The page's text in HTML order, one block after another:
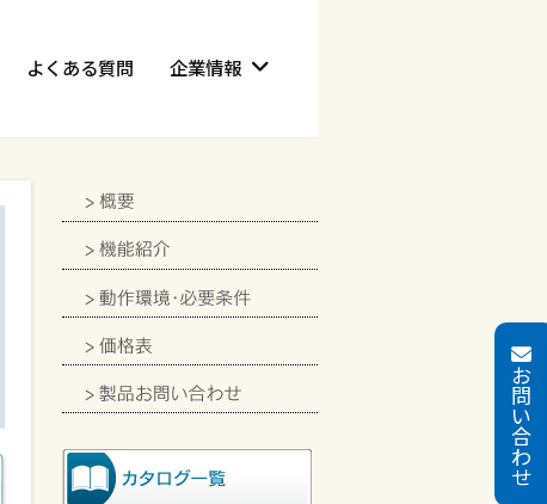
よくある質問 企業情報
お
問
い
合
わ
せ